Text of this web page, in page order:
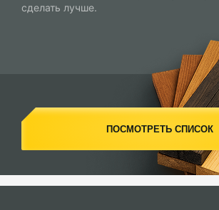
сделать лучше.
ПОСМОТРЕТЬ СПИСОК